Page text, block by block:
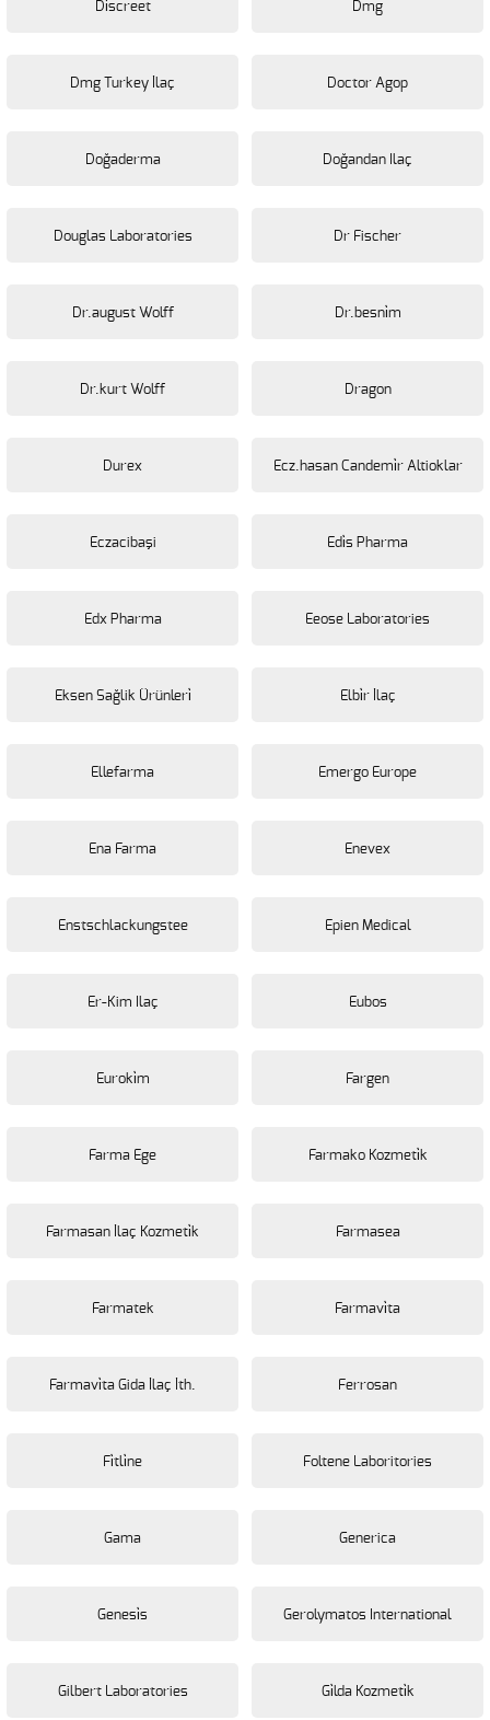
Di̇screet Dmg
Dmg Turkey İlaç Doctor Agop
Doğaderma Doğandan Ilaç
Douglas Laboratories Dr Fischer
Dr.august Wolff Dr.besni̇m
Dr.kurt Wolff Dragon
Durex Ecz.hasan Candemi̇r Altioklar
Eczacibaşi Edi̇s Pharma
Edx Pharma Eeose Laboratories
Eksen Sağlik Ürünleri̇ Elbi̇r İlaç
Ellefarma Emergo Europe
Ena Farma Enevex
Enstschlackungstee Epien Medical
Er-Kim Ilaç Eubos
Euroki̇m Fargen
Farma Ege Farmako Kozmeti̇k
Farmasan İlaç Kozmeti̇k Farmasea
Farmatek Farmavi̇ta
Farmavi̇ta Gida İlaç İth. Ferrosan
Fi̇tli̇ne Foltene Laboritories
Gama Generica
Genesi̇s Gerolymatos International
Gilbert Laboratories Gi̇lda Kozmeti̇k